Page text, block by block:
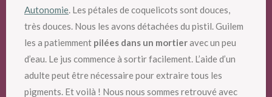
Autonomie. Les pétales de coquelicots sont douces,
très douces. Nous les avons détachées du pistil. Guilem
les a patiemment pilées dans un mortieravec un peu
d’eau. Le jus commence à sortir facilement. L’aide d’un
adulte peut être nécessaire pour extraire tous les
pigments. Et voilà ! Nous nous sommes retrouvé avec